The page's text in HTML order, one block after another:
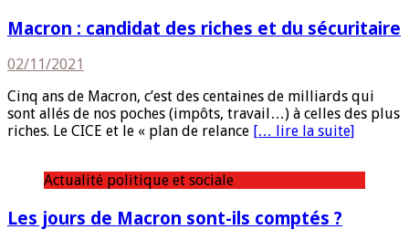
Macron : candidat des riches et du sécuritaire
02/11/2021
Cinq ans de Macron, c’est des centaines de milliards qui
sont allés de nos poches (impôts, travail…) à celles des plus
riches. Le CICE et le « plan de relance [… lire la suite]
Actualité politique et sociale
Les jours de Macron sont-ils comptés ?